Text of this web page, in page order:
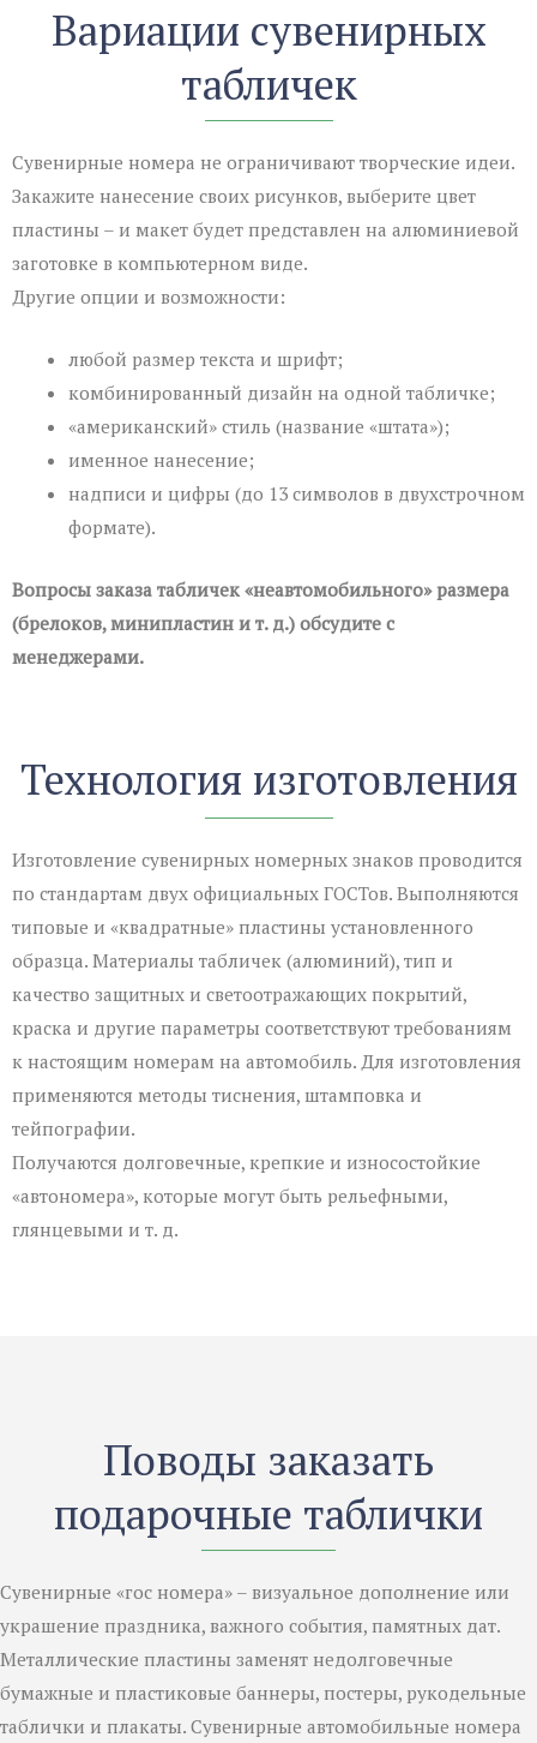
Вариации сувенирных
табличек
Сувенирные номера не ограничивают творческие идеи.
Закажите нанесение своих рисунков, выберите цвет
пластины – и макет будет представлен на алюминиевой
заготовке в компьютерном виде.
Другие опции и возможности:
любой размер текста и шрифт;
комбинированный дизайн на одной табличке;
«американский» стиль (название «штата»);
именное нанесение;
надписи и цифры (до 13 символов в двухстрочном
формате).
Вопросы заказа табличек «неавтомобильного» размера
(брелоков, минипластин и т. д.) обсудите с
менеджерами.
Технология изготовления
Изготовление сувенирных номерных знаков проводится
по стандартам двух официальных ГОСТов. Выполняются
типовые и «квадратные» пластины установленного
образца. Материалы табличек (алюминий), тип и
качество защитных и светоотражающих покрытий,
краска и другие параметры соответствуют требованиям
к настоящим номерам на автомобиль. Для изготовления
применяются методы тиснения, штамповка и
тейпографии.
Получаются долговечные, крепкие и износостойкие
«автономера», которые могут быть рельефными,
глянцевыми и т. д.
Поводы заказать
подарочные таблички
Сувенирные «гос номера» – визуальное дополнение или
украшение праздника, важного события, памятных дат.
Металлические пластины заменят недолговечные
бумажные и пластиковые баннеры, постеры, рукодельные
таблички и плакаты. Сувенирные автомобильные номера